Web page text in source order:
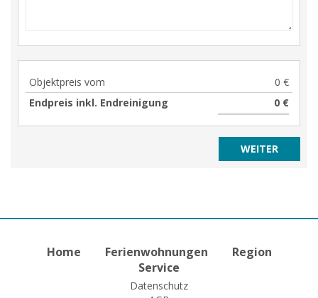
Objektpreis vom
0 €
Endpreis inkl. Endreinigung
0 €
Home Ferienwohnungen
Region
Service
Datenschutz